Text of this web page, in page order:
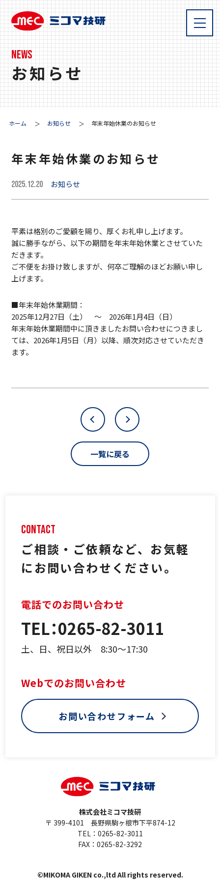
NEWS
お知らせ
ホーム お知らせ 年末年始休業のお知らせ
年末年始休業のお知らせ
2025.12.20 お知らせ
平素は格別のご愛顧を賜り、厚くお礼申し上げます。
誠に勝手ながら、以下の期間を年末年始休業とさせていた
だきます。
ご不便をお掛け致しますが、何卒ご理解のほどお願い申し
上げます。
■年末年始休業期間：
2025年12月27日（土） ～ 2026年1月4日（日）
年末年始休業期間中に頂きましたお問い合わせにつきまし
ては、2026年1月5日（月）以降、順次対応させていただき
ます。
一覧に戻る
ご相談・ご依頼など、 お気軽
にお問い合わせください。
電話でのお問い合わせ
TEL：0265-82-3011
土、日、祝日以外 8:30～17:30
Webでのお問い合わせ
お問い合わせフォーム
株式会社ミコマ技研
〒 399-4101 長野県駒ヶ根市下平874-12
TEL：0265-82-3011
FAX：0265-82-3292
©MIKOMA GIKEN co.,ltd All rights reserved.